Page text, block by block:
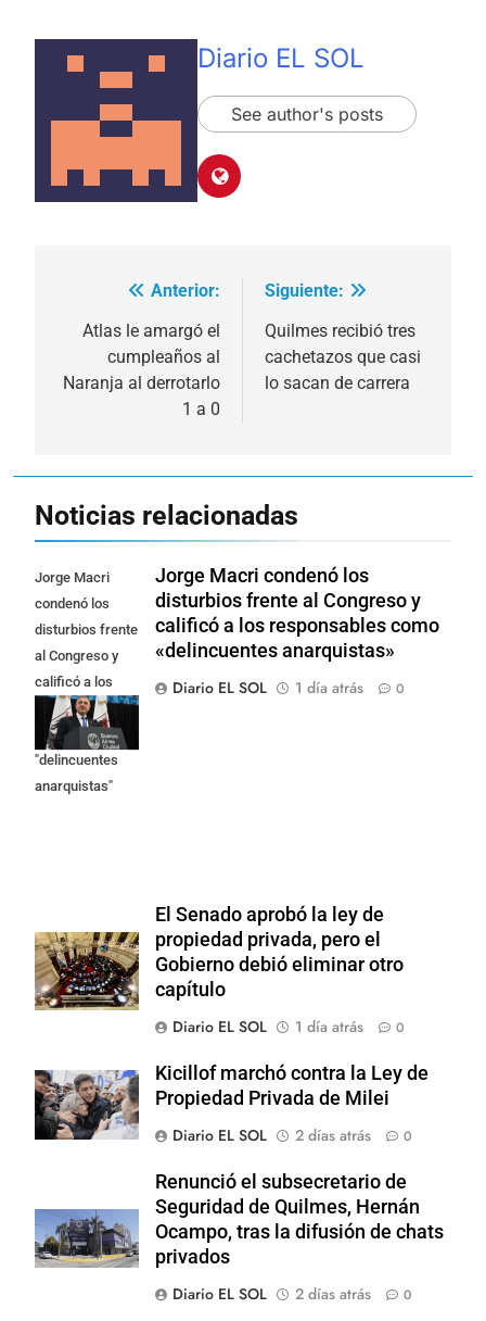
Diario EL SOL
See author's posts
Navegación
de
entradas
Anterior:
Atlas le amargó el
cumpleaños al
Naranja al derrotarlo
1 a 0
Siguiente:
Quilmes recibió tres
cachetazos que casi
lo sacan de carrera
Noticias relacionadas
Jorge Macri
condenó los
disturbios frente
al Congreso y
calificó a los
responsables
como
"delincuentes
anarquistas"
Jorge Macri condenó los
disturbios frente al Congreso y
calificó a los responsables como
«delincuentes anarquistas»
Diario EL SOL
1 día atrás 0
El Senado aprobó la ley de
propiedad privada, pero el
Gobierno debió eliminar otro
capítulo
Diario EL SOL
1 día atrás 0
Kicillof marchó contra la Ley de
Propiedad Privada de Milei
Diario EL SOL
2 días atrás 0
Renunció el subsecretario de
Seguridad de Quilmes, Hernán
Ocampo, tras la difusión de chats
privados
Diario EL SOL
2 días atrás 0